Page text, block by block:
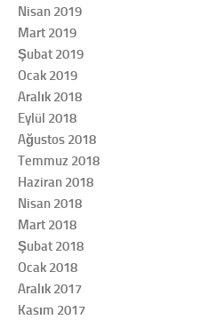
Nisan 2019
Mart 2019
Şubat 2019
Ocak 2019
Aralık 2018
Eylül 2018
Ağustos 2018
Temmuz 2018
Haziran 2018
Nisan 2018
Mart 2018
Şubat 2018
Ocak 2018
Aralık 2017
Kasım 2017